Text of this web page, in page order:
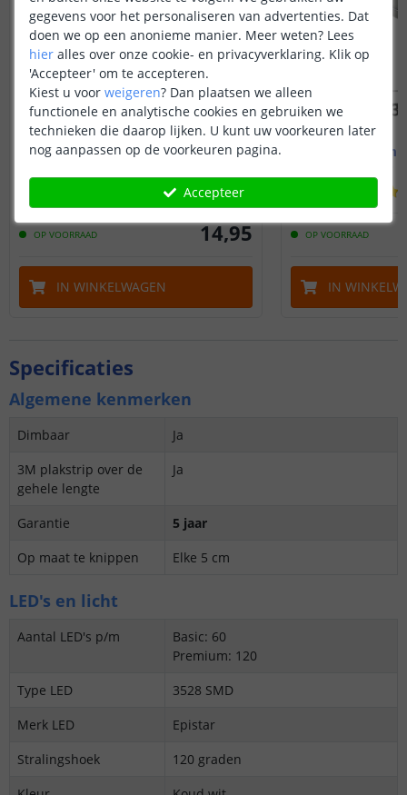
Led strip profiel breed
reviews)
OP VOORRAAD 14,95
IN WINKELWAGEN
1M -
OP VOORRAAD
IN
Specificaties
Algemene kenmerken
Dimbaar
Ja
3M plakstrip over de
gehele lengte
Ja
Garantie
5 jaar
Op maat te knippen
Elke 5 cm
LED's en licht
Aantal LED's p/m
Basic: 60
Premium: 120
Type LED
3528 SMD
Merk LED
Epistar
Stralingshoek
120 graden
gegevens voor het personaliseren van advertenties. Dat
doen we op een anonieme manier. Meer weten? Lees
hier alles over onze cookie- en privacyverklaring. Klik op
'Accepteer' om te accepteren.
Kiest u voor weigeren? Dan plaatsen we alleen
functionele en analytische cookies en gebruiken we
technieken die daarop lijken. U kunt uw voorkeuren later
nog aanpassen op de voorkeuren pagina.
Accepteer